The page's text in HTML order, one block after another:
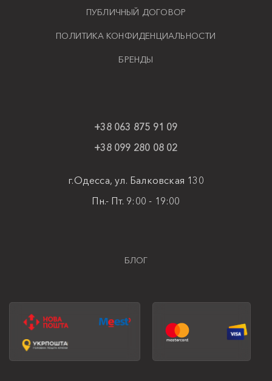
ПУБЛИЧНЫЙ ДОГОВОР
ПОЛИТИКА КОНФИДЕНЦИАЛЬНОСТИ
БРЕНДЫ
+38 063 875 91 09
+38 099 280 08 02
г.Одесса, ул. Балковская 130
Пн.- Пт. 9:00 - 19:00
БЛОГ